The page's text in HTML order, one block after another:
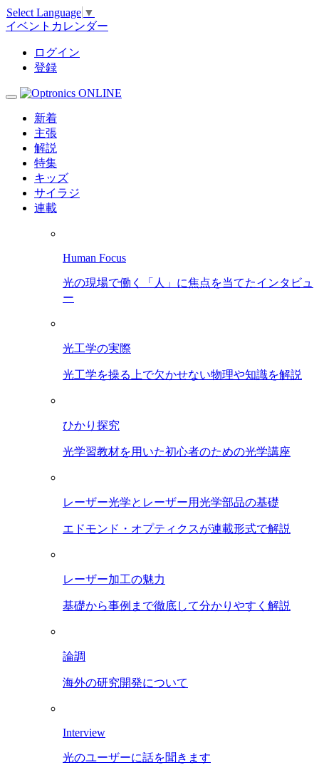
Select Language ▼
イベントカレンダー
ログイン
登録
新着
主張
解説
特集
キッズ
サイラジ
連載
Human Focus
光の現場で働く「人」に焦点を当てたインタビュ
ー
光工学の実際
光工学を操る上で欠かせない物理や知識を解説
ひかり探究
光学習教材を用いた初心者のための光学講座
レーザー光学とレーザー用光学部品の基礎
エドモンド・オプティクスが連載形式で解説
レーザー加工の魅力
基礎から事例まで徹底して分かりやすく解説
論調
海外の研究開発について
Interview
光のユーザーに話を聞きます